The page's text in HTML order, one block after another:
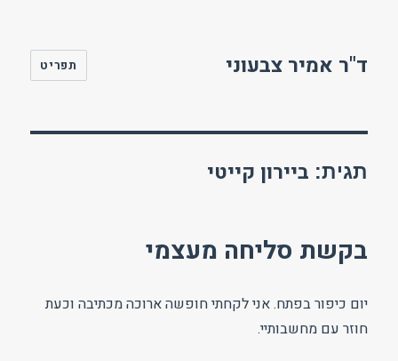
ד"ר אמיר צבעוני תפריט
תגית: ביירון קייטי
בקשת סליחה מעצמי
יום כיפור בפתח. אני לקחתי חופשה ארוכה מכתיבה וכעת
חוזר עם מחשבותיי.